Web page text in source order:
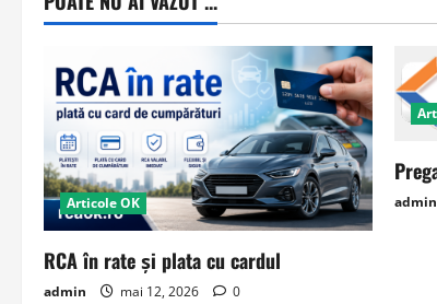
Articole OK
RCA în rate și plata cu cardul
admin mai 12, 2026 0
admin